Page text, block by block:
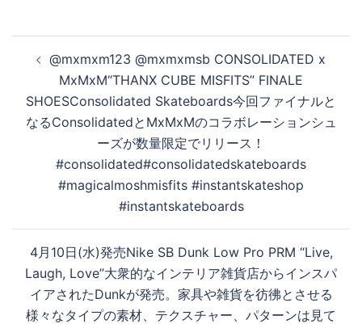
ナ
ビ
ゲ
ン
@mxmxm123 @mxmxmsb CONSOLIDATED x
MxMxM“THANX CUBE MISFITS” FINALE
SHOESConsolidated Skateboards今回ファイナルと
なるConsolidatedとMxMxMのコラボレーションシュ
ーズが数量限定でリリース！
#consolidated#consolidatedskateboards
#magicalmoshmisfits #instantskateshop
#instantskateboards
4月10日(水)発売Nike SB Dunk Low Pro PRM “Live,
Laugh, Love”大衆的なインテリア雑貨店からインスパ
イアされたDunkが発売。家具や雑貨を彷彿とさせる
様々なタイプの素材、テクスチャー、パターンは見て